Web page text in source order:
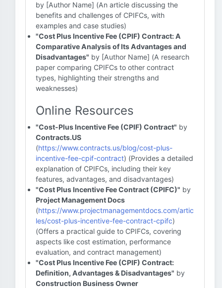
by [Author Name] (An article discussing the
benefits and challenges of CPIFCs, with
examples and case studies)
"Cost Plus Incentive Fee (CPIF) Contract: A
Comparative Analysis of Its Advantages and
Disadvantages" by [Author Name] (A research
paper comparing CPIFCs to other contract
types, highlighting their strengths and
weaknesses)
Online Resources
"Cost-Plus Incentive Fee (CPIF) Contract" by
Contracts.US
(https://www.contracts.us/blog/cost-plus-
incentive-fee-cpif-contract) (Provides a detailed
explanation of CPIFCs, including their key
features, advantages, and disadvantages)
"Cost Plus Incentive Fee Contract (CPIFC)" by
Project Management Docs
(https://www.projectmanagementdocs.com/artic
les/cost-plus-incentive-fee-contract-cpifc)
(Offers a practical guide to CPIFCs, covering
aspects like cost estimation, performance
evaluation, and contract management)
"Cost Plus Incentive Fee (CPIF) Contract:
Definition, Advantages & Disadvantages" by
Construction Business Owner